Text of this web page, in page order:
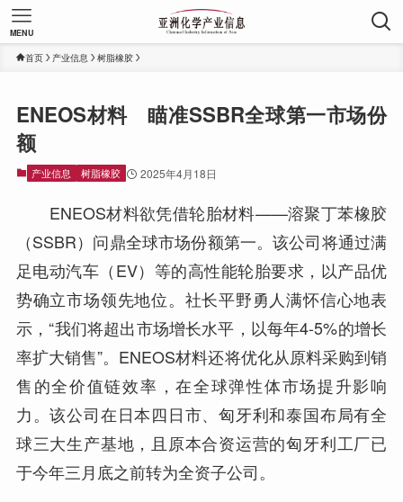
MENU
首页 产业信息 树脂橡胶
ENEOS材料 瞄准SSBR全球第一市场份
额
产业信息 树脂橡胶 2025年4月18日
ENEOS材料欲凭借轮胎材料——溶聚丁苯橡胶
（SSBR）问鼎全球市场份额第一。该公司将通过满
足电动汽车（EV）等的高性能轮胎要求，以产品优
势确立市场领先地位。社长平野勇人满怀信心地表
示，“我们将超出市场增长水平，以每年4-5%的增长
率扩大销售”。ENEOS材料还将优化从原料采购到销
售的全价值链效率，在全球弹性体市场提升影响
力。该公司在日本四日市、匈牙利和泰国布局有全
球三大生产基地，且原本合资运营的匈牙利工厂已
于今年三月底之前转为全资子公司。